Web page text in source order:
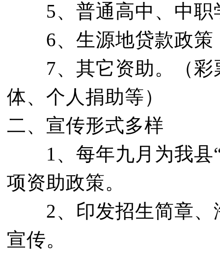
5、普通高中、中职
6、生源地贷款政策
7、其它资助。（彩
体、个人捐助等）
二、宣传形式多样
1、每年九月为我县“
项资助政策。
2、印发招生简章、
宣传。